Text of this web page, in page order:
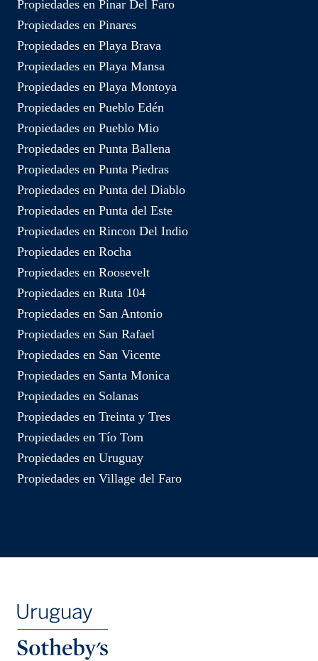
Propiedades en Pinar Del Faro
Propiedades en Pinares
Propiedades en Playa Brava
Propiedades en Playa Mansa
Propiedades en Playa Montoya
Propiedades en Pueblo Edén
Propiedades en Pueblo Mio
Propiedades en Punta Ballena
Propiedades en Punta Piedras
Propiedades en Punta del Diablo
Propiedades en Punta del Este
Propiedades en Rincon Del Indio
Propiedades en Rocha
Propiedades en Roosevelt
Propiedades en Ruta 104
Propiedades en San Antonio
Propiedades en San Rafael
Propiedades en San Vicente
Propiedades en Santa Monica
Propiedades en Solanas
Propiedades en Treinta y Tres
Propiedades en Tío Tom
Propiedades en Uruguay
Propiedades en Village del Faro